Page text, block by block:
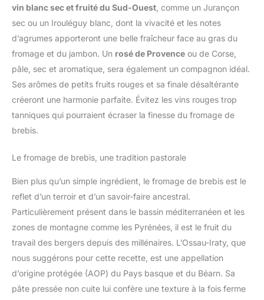
vin blanc sec et fruité du Sud-Ouest , comme un Jurançon
sec ou un Irouléguy blanc, dont la vivacité et les notes
d’agrumes apporteront une belle fraîcheur face au gras du
fromage et du jambon. Un rosé de Provence ou de Corse,
pâle, sec et aromatique, sera également un compagnon idéal.
Ses arômes de petits fruits rouges et sa finale désaltérante
créeront une harmonie parfaite. Évitez les vins rouges trop
tanniques qui pourraient écraser la finesse du fromage de
brebis.
Le fromage de brebis, une tradition pastorale
Bien plus qu’un simple ingrédient, le fromage de brebis est le
reflet d’un terroir et d’un savoir-faire ancestral.
Particulièrement présent dans le bassin méditerranéen et les
zones de montagne comme les Pyrénées, il est le fruit du
travail des bergers depuis des millénaires. L’Ossau-Iraty, que
nous suggérons pour cette recette, est une appellation
d’origine protégée (AOP) du Pays basque et du Béarn. Sa
pâte pressée non cuite lui confère une texture à la fois ferme